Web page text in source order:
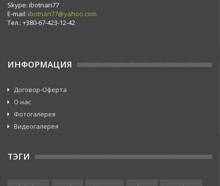
Skype: ibotnari77
E-mail: ibotnari77@yahoo.com
Тел.: +380-67-423-12-42
ИНФОРМАЦИЯ
Договор-Оферта
О нас
Фотогалерея
Видеогалерея
ТЭГИ